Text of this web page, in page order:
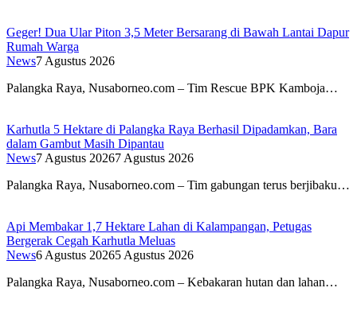
Geger! Dua Ular Piton 3,5 Meter Bersarang di Bawah Lantai Dapur
Rumah Warga
News7 Agustus 2026
Palangka Raya, Nusaborneo.com – Tim Rescue BPK Kamboja…
Karhutla 5 Hektare di Palangka Raya Berhasil Dipadamkan, Bara
dalam Gambut Masih Dipantau
News7 Agustus 20267 Agustus 2026
Palangka Raya, Nusaborneo.com – Tim gabungan terus berjibaku…
Api Membakar 1,7 Hektare Lahan di Kalampangan, Petugas
Bergerak Cegah Karhutla Meluas
News6 Agustus 20265 Agustus 2026
Palangka Raya, Nusaborneo.com – Kebakaran hutan dan lahan…